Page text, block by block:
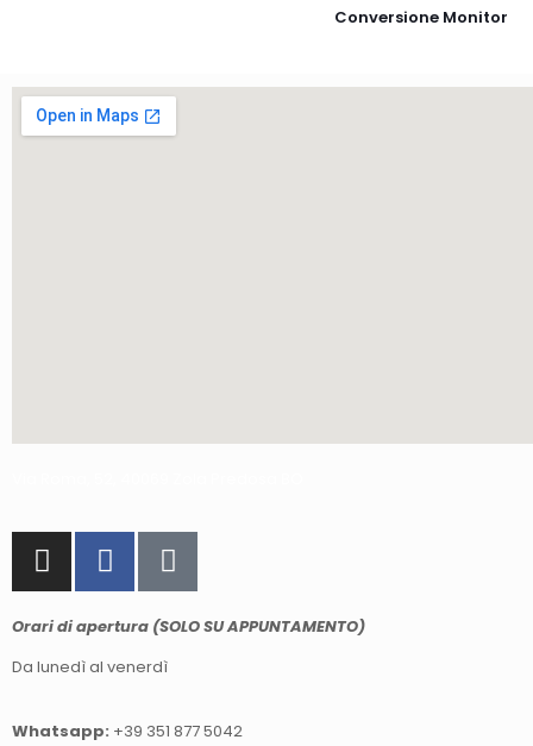
Conversione Monitor
Orari di apertura (SOLO SU APPUNTAMENTO)
Da lunedì al venerdì
Whatsapp: +39 351 877 5042